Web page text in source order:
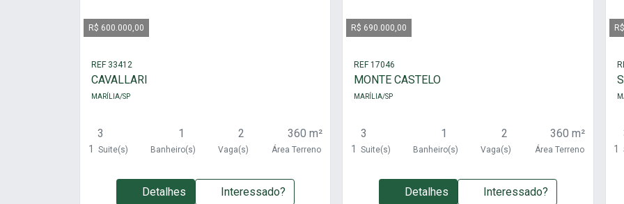
R$ 600.000,00
REF 33412
CAVALLARI
MARÍLIA/SP
3
1 Suite(s)
1
Banheiro(s)
2
Vaga(s)
360 m²
Área Terreno
Detalhes Interessado?
R$ 690.000,00
REF 17046
MONTE CASTELO
MARÍLIA/SP
3
1 Suite(s)
1
Banheiro(s)
2
Vaga(s)
360 m²
Área Terreno
Detalhes Interessado?
1